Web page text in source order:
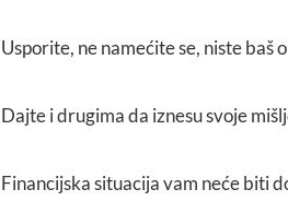
Usporite, ne namećite se, niste baš
Dajte i drugima da iznesu svoje
Financijska situacija vam neće biti